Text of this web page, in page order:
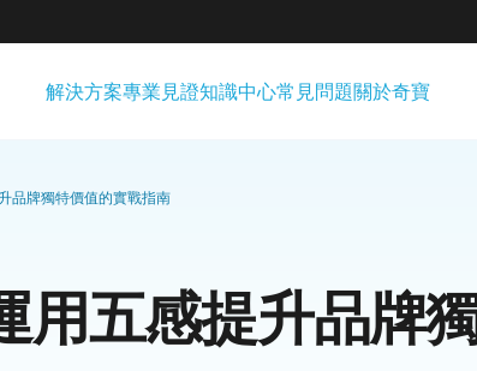
解決方案專業見證知識中心常見問題關於奇寶
品牌獨特價值的實戰指南
用五感提升品牌